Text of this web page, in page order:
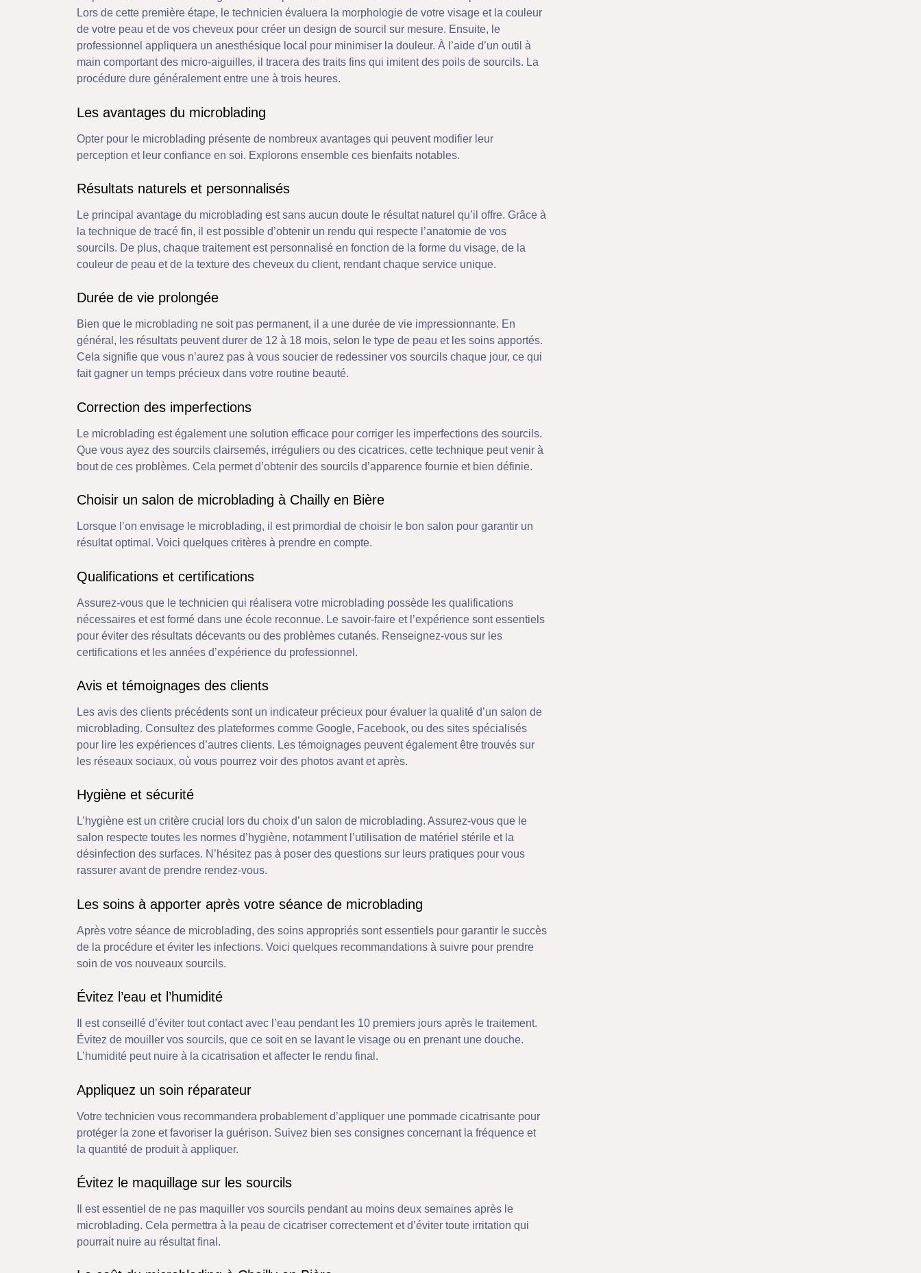
Lors de cette première étape, le technicien évaluera la morphologie de votre visage et la couleur
de votre peau et de vos cheveux pour créer un design de sourcil sur mesure. Ensuite, le
professionnel appliquera un anesthésique local pour minimiser la douleur. À l’aide d’un outil à
main comportant des micro-aiguilles, il tracera des traits fins qui imitent des poils de sourcils. La
procédure dure généralement entre une à trois heures.
Les avantages du microblading
Opter pour le microblading présente de nombreux avantages qui peuvent modifier leur
perception et leur confiance en soi. Explorons ensemble ces bienfaits notables.
Résultats naturels et personnalisés
Le principal avantage du microblading est sans aucun doute le résultat naturel qu’il offre. Grâce à
la technique de tracé fin, il est possible d’obtenir un rendu qui respecte l’anatomie de vos
sourcils. De plus, chaque traitement est personnalisé en fonction de la forme du visage, de la
couleur de peau et de la texture des cheveux du client, rendant chaque service unique.
Durée de vie prolongée
Bien que le microblading ne soit pas permanent, il a une durée de vie impressionnante. En
général, les résultats peuvent durer de 12 à 18 mois, selon le type de peau et les soins apportés.
Cela signifie que vous n’aurez pas à vous soucier de redessiner vos sourcils chaque jour, ce qui
fait gagner un temps précieux dans votre routine beauté.
Correction des imperfections
Le microblading est également une solution efficace pour corriger les imperfections des sourcils.
Que vous ayez des sourcils clairsemés, irréguliers ou des cicatrices, cette technique peut venir à
bout de ces problèmes. Cela permet d’obtenir des sourcils d’apparence fournie et bien définie.
Choisir un salon de microblading à Chailly en Bière
Lorsque l’on envisage le microblading, il est primordial de choisir le bon salon pour garantir un
résultat optimal. Voici quelques critères à prendre en compte.
Qualifications et certifications
Assurez-vous que le technicien qui réalisera votre microblading possède les qualifications
nécessaires et est formé dans une école reconnue. Le savoir-faire et l’expérience sont essentiels
pour éviter des résultats décevants ou des problèmes cutanés. Renseignez-vous sur les
certifications et les années d’expérience du professionnel.
Avis et témoignages des clients
Les avis des clients précédents sont un indicateur précieux pour évaluer la qualité d’un salon de
microblading. Consultez des plateformes comme Google, Facebook, ou des sites spécialisés
pour lire les expériences d’autres clients. Les témoignages peuvent également être trouvés sur
les réseaux sociaux, où vous pourrez voir des photos avant et après.
Hygiène et sécurité
L’hygiène est un critère crucial lors du choix d’un salon de microblading. Assurez-vous que le
salon respecte toutes les normes d’hygiène, notamment l’utilisation de matériel stérile et la
désinfection des surfaces. N’hésitez pas à poser des questions sur leurs pratiques pour vous
rassurer avant de prendre rendez-vous.
Les soins à apporter après votre séance de microblading
Après votre séance de microblading, des soins appropriés sont essentiels pour garantir le succès
de la procédure et éviter les infections. Voici quelques recommandations à suivre pour prendre
soin de vos nouveaux sourcils.
Évitez l’eau et l’humidité
Il est conseillé d’éviter tout contact avec l’eau pendant les 10 premiers jours après le traitement.
Évitez de mouiller vos sourcils, que ce soit en se lavant le visage ou en prenant une douche.
L’humidité peut nuire à la cicatrisation et affecter le rendu final.
Appliquez un soin réparateur
Votre technicien vous recommandera probablement d’appliquer une pommade cicatrisante pour
protéger la zone et favoriser la guérison. Suivez bien ses consignes concernant la fréquence et
la quantité de produit à appliquer.
Évitez le maquillage sur les sourcils
Il est essentiel de ne pas maquiller vos sourcils pendant au moins deux semaines après le
microblading. Cela permettra à la peau de cicatriser correctement et d’éviter toute irritation qui
pourrait nuire au résultat final.